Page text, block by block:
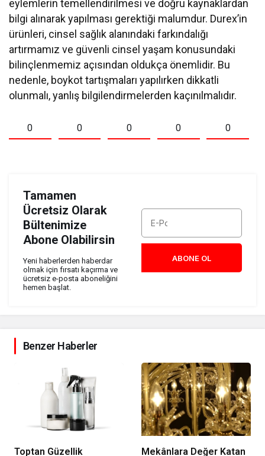
eylemlerin temellendirilmesi ve doğru kaynaklardan
bilgi alınarak yapılması gerektiği malumdur. Durex’in
ürünleri, cinsel sağlık alanındaki farkındalığı
artırmamız ve güvenli cinsel yaşam konusundaki
bilinçlenmemiz açısından oldukça önemlidir. Bu
nedenle, boykot tartışmaları yapılırken dikkatli
olunmalı, yanlış bilgilendirmelerden kaçınılmalıdır.
0 0 0 0 0
Tamamen
Ücretsiz Olarak
Bültenimize
Abone Olabilirsin
Yeni haberlerden haberdar
olmak için fırsatı kaçırma ve
ücretsiz e-posta aboneliğini
hemen başlat.
ABONE OL
Benzer Haberler
Toptan Güzellik
Mekânlara Değer Katan